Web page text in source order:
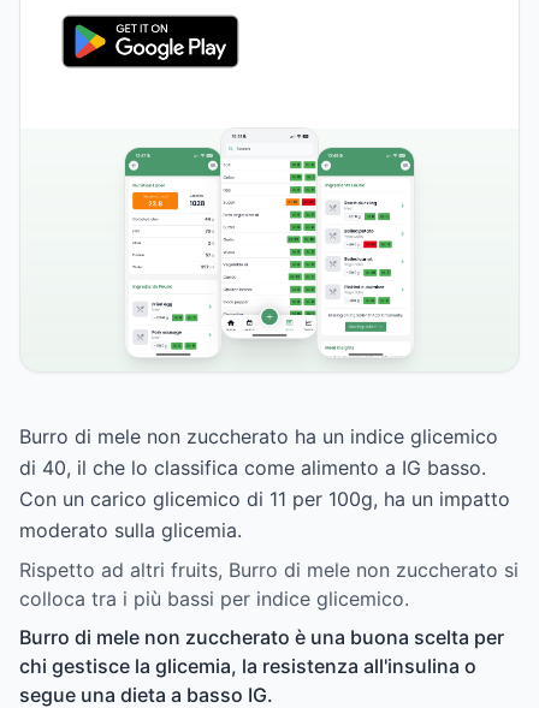
Burro di mele non zuccherato ha un indice glicemico
di 40, il che lo classifica come alimento a IG basso.
Con un carico glicemico di 11 per 100g, ha un impatto
moderato sulla glicemia.
Rispetto ad altri fruits, Burro di mele non zuccherato si
colloca tra i più bassi per indice glicemico.
Burro di mele non zuccherato è una buona scelta per
chi gestisce la glicemia, la resistenza all'insulina o
segue una dieta a basso IG.